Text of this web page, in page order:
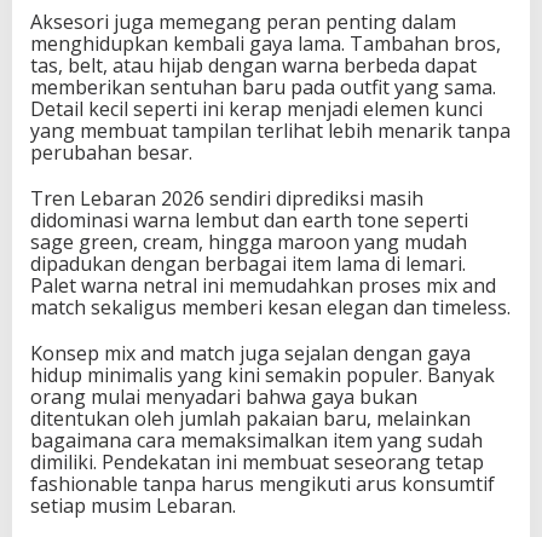
Aksesori juga memegang peran penting dalam
menghidupkan kembali gaya lama. Tambahan bros,
tas, belt, atau hijab dengan warna berbeda dapat
memberikan sentuhan baru pada outfit yang sama.
Detail kecil seperti ini kerap menjadi elemen kunci
yang membuat tampilan terlihat lebih menarik tanpa
perubahan besar.
Tren Lebaran 2026 sendiri diprediksi masih
didominasi warna lembut dan earth tone seperti
sage green, cream, hingga maroon yang mudah
dipadukan dengan berbagai item lama di lemari.
Palet warna netral ini memudahkan proses mix and
match sekaligus memberi kesan elegan dan timeless.
Konsep mix and match juga sejalan dengan gaya
hidup minimalis yang kini semakin populer. Banyak
orang mulai menyadari bahwa gaya bukan
ditentukan oleh jumlah pakaian baru, melainkan
bagaimana cara memaksimalkan item yang sudah
dimiliki. Pendekatan ini membuat seseorang tetap
fashionable tanpa harus mengikuti arus konsumtif
setiap musim Lebaran.